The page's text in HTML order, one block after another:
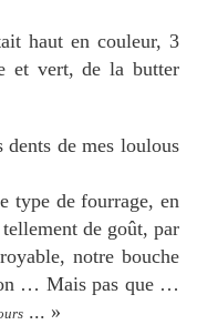
haut en couleur, 3
et vert, de la butter
de mes loulous
type de fourrage, en
de goût, par
notre bouche
… Mais pas que …
... »